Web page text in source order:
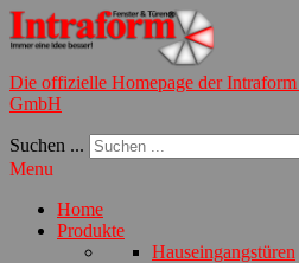
Die offizielle Homepage der
GmbH
Suchen ...
Menu
Home
Produkte
Hauseingangstüren